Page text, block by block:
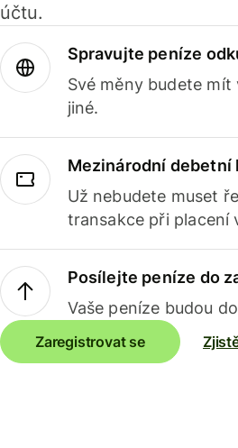
účtu.
Spravujte peníze
Své měny budete
jiné.
Mezinárodní debetní
Už nebudete muset
transakce při placení
Posílejte peníze do
Vaše peníze budou
Zaregistrovat se